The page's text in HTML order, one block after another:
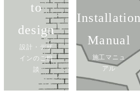
to
design
設計・デザ
インのご相
談
Installation
Manual
施工マニュ
アル